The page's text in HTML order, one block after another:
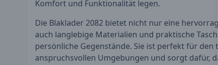
Komfort und Funktionalität legen.
Die Blaklader 2082 bietet nicht nur eine
auch langlebige Materialien und praktische
persönliche Gegenstände. Sie ist perfekt für den
anspruchsvollen Umgebungen und sorgt dafür,